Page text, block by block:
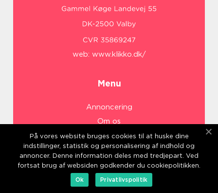
web: www.klikko.dk/
Menu
Annoncering
Om os
Cookies
Kontakt os
Sitemap
På vores website bruges cookies til at huske dine
indstillinger, statistik og personalisering af indhold og
annoncer. Denne information deles med tredjepart. Ved
fortsat brug af websiden godkender du cookiepolitikken.
Ok
Privatlivspolitik